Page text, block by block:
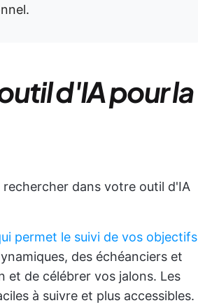
d'IA pour la
dans votre outil d'IA
permet le suivi de vos objectifs
des échéanciers et
et de célébrer vos jalons. Les
à suivre et plus accessibles.